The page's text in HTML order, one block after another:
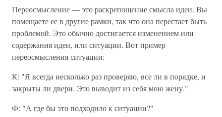
Переосмысление — это раскрепощение смысла идеи. Вы
помещаете ее в другие рамки, так что она перестает быть
проблемой. Это обычно достигается изменением или
содержания идеи, или ситуации. Вот пример
переосмысления ситуации:
К: "Я всегда несколько раз проверяю, все ли в порядке, и
закрыты ли двери. Это выводит из себя мою жену."
Ф: "А где бы это подходило к ситуации?"